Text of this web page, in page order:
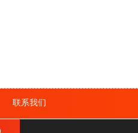
联系我们